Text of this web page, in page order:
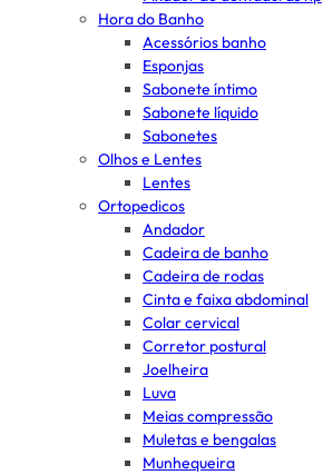
Hora do Banho
Acessórios banho
Esponjas
Sabonete íntimo
Sabonete líquido
Sabonetes
Olhos e Lentes
Lentes
Ortopedicos
Andador
Cadeira de banho
Cadeira de rodas
Cinta e faixa abdominal
Colar cervical
Corretor postural
Joelheira
Luva
Meias compressão
Muletas e bengalas
Munhequeira